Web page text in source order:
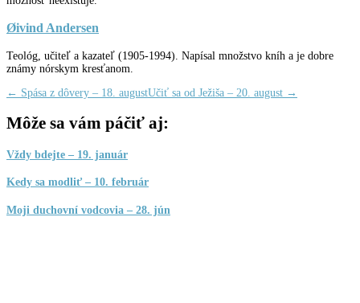
Øivind Andersen
Teológ, učiteľ a kazateľ (1905-1994). Napísal množstvo kníh a je dobre
známy nórskym kresťanom.
← Spása z dôvery – 18. augustUčiť sa od Ježiša – 20. august →
Môže sa vám páčiť aj:
Vždy bdejte – 19. január
Kedy sa modliť – 10. február
Moji duchovní vodcovia – 28. jún